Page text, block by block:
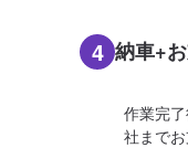
4 納車+
作業完
社までお